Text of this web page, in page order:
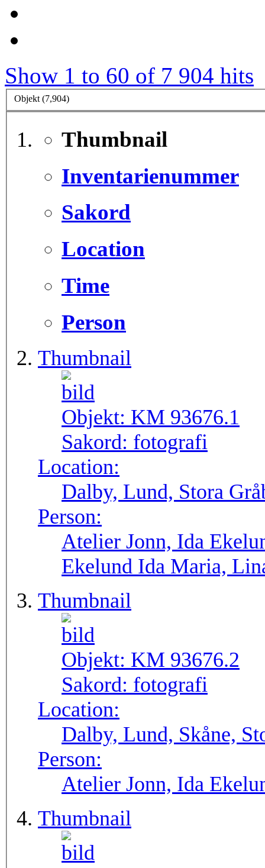
Show 1 to 60 of 7 904 hits
Objekt (7,904)
Thumbnail
Inventarienummer
Sakord
Location
Time
Person
Thumbnail
Objekt: KM 93676.1
Sakord: fotografi
Location:
Dalby, Lund, Stora
Person:
Atelier Jonn, Ida
Ekelund Ida Maria,
Thumbnail
Objekt: KM 93676.2
Sakord: fotografi
Location:
Dalby, Lund, Skåne,
Person:
Atelier Jonn, Ida
Thumbnail